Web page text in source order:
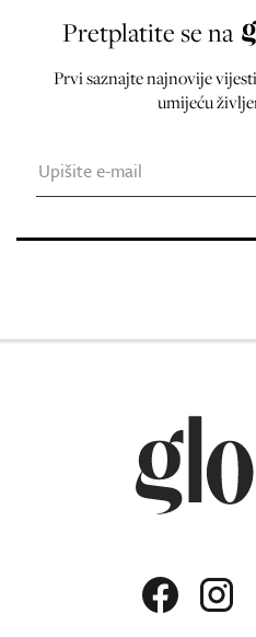
Pretplatite se na
Prvi saznajte najnovije
umijeću